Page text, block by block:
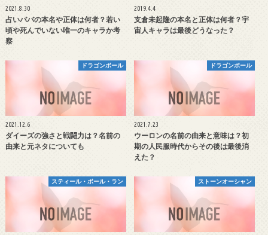
2021.8.30
占いババの本名や正体は何者？若い
頃や死んでいない唯一のキャラか考
察
2019.4.4
支倉未起隆の本名と正体は何者？宇
宙人キャラは最後どうなった？
ドラゴンボール
2021.12.6
ダイーズの強さと戦闘力は？名前の
由来と元ネタについても
ドラゴンボール
2021.7.23
ウーロンの名前の由来と意味は？初
期の人民服時代からその後は最後消
えた？
スティール・ボール・ラン ストーンオーシャン